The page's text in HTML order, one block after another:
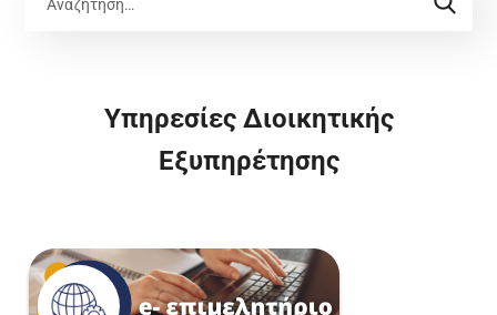
Υπηρεσίες Διοικητικής
Εξυπηρέτησης